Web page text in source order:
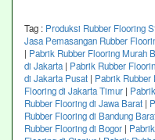
Tag : Produksi Rubber Flooring
Jasa Pemasangan Rubber
| Pabrik Rubber Flooring Murah
di Jakarta| Pabrik Rubber
di Jakarta Pusat | Pabrik Rubber
Flooring di Jakarta Timur |
Rubber Flooring di Jawa Barat |
Rubber Flooring di Bandung
Rubber Flooring di Bogor |